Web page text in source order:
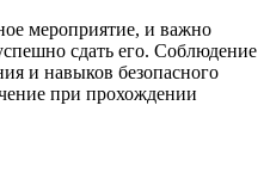
мероприятие, и важно
сдать его. Соблюдение
и навыков безопасного
при прохождении